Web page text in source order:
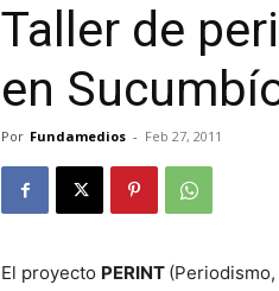
Taller de
en
Por Fundamedios - Feb 27, 2011
El proyecto PERINT